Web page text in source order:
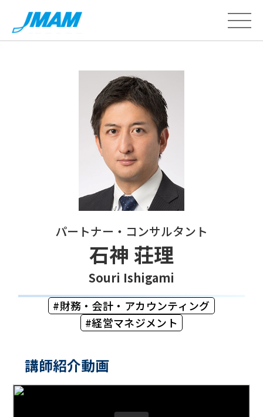
パートナー・コンサルタント
石神 荘理
Souri Ishigami
財務・会計・アカウンティング
経営マネジメント
講師紹介動画